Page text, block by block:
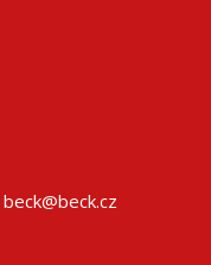
beck@beck.cz